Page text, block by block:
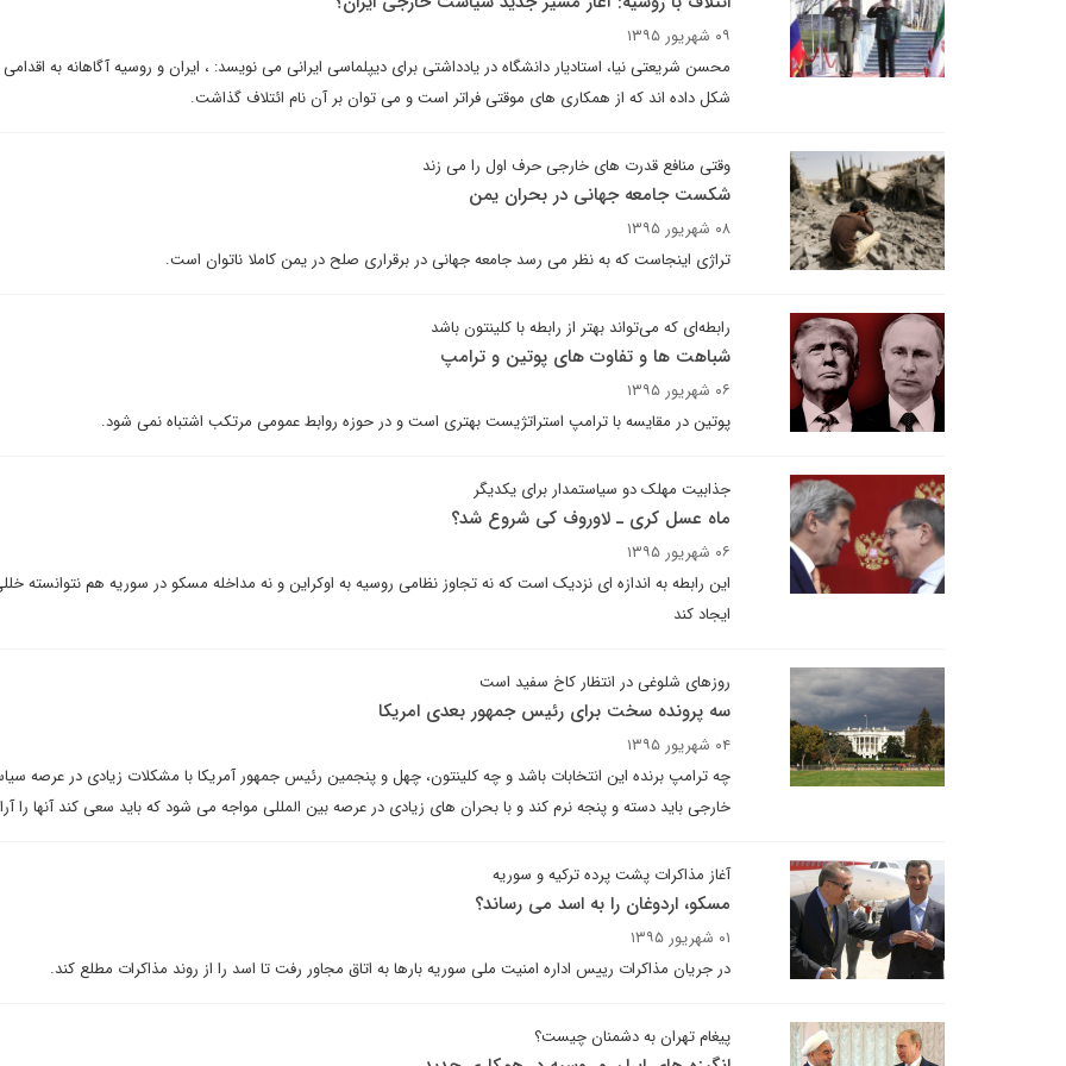
۰۹ شهریور ۱۳۹۵
محسن شریعتی نیا، استادیار دانشگاه در یادداشتی برای دیپلماسی ایرانی می نویسد: ، ایران و روسیه آگاهانه به
شکل داده اند که از همکاری های موقتی فراتر است و می توان بر آن نام ائتلاف گذاشت.
وقتی منافع قدرت های خارجی حرف اول را می زند
شکست جامعه جهانی در بحران یمن
۰۸ شهریور ۱۳۹۵
تراژی اینجاست که به نظر می رسد جامعه جهانی در برقراری صلح در یمن کاملا ناتوان است.
رابطه‌ای که می‌تواند بهتر از رابطه با کلینتون باشد
شباهت ها و تفاوت های پوتین و ترامپ
۰۶ شهریور ۱۳۹۵
پوتین در مقایسه با ترامپ استراتژیست بهتری است و در حوزه روابط عمومی مرتکب اشتباه نمی شود.
جذابیت مهلک دو سیاستمدار برای یکدیگر
ماه عسل کری ـ لاوروف کی شروع شد؟
۰۶ شهریور ۱۳۹۵
این رابطه به اندازه ای نزدیک است که نه تجاوز نظامی روسیه به اوکراین و نه مداخله مسکو در سوریه هم نتوانسته
ایجاد کند
روزهای شلوغی در انتظار کاخ سفید است
سه پرونده سخت برای رئیس جمهور بعدی امریکا
۰۴ شهریور ۱۳۹۵
چه ترامپ برنده این انتخابات باشد و چه کلینتون، چهل و پنجمین رئیس جمهور آمریکا با مشکلات زیادی در عرصه
خارجی باید دسته و پنجه نرم کند و با بحران های زیادی در عرصه بین المللی مواجه می شود که باید سعی کند آنها را
آغاز مذاکرات پشت پرده ترکیه و سوریه
مسکو، اردوغان را به اسد می رساند؟
۰۱ شهریور ۱۳۹۵
در جریان مذاکرات رییس اداره امنیت ملی سوریه بارها به اتاق مجاور رفت تا اسد را از روند مذاکرات مطلع کند.
پیغام تهران به دشمنان چیست؟